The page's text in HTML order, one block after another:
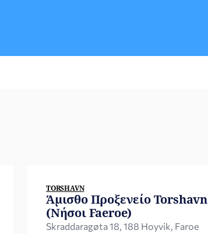
του Έλληνα πολίτη.-Πιστοποιητικό
TORSHAVN
Άμισθο Προξενείο Torshavn
(Νήσοι Faeroe)
Skraddaragøta 18, 188 Hoyvik, Faroe